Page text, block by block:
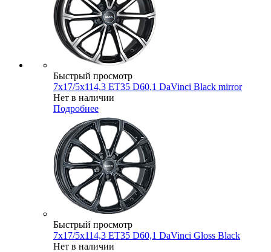
Быстрый просмотр
7x17/5x114,3 ET35 D60,1 DaVinci Black mirror
Нет в наличии
Подробнее
Быстрый просмотр
7x17/5x114,3 ET35 D60,1 DaVinci Gloss Black
Нет в наличии